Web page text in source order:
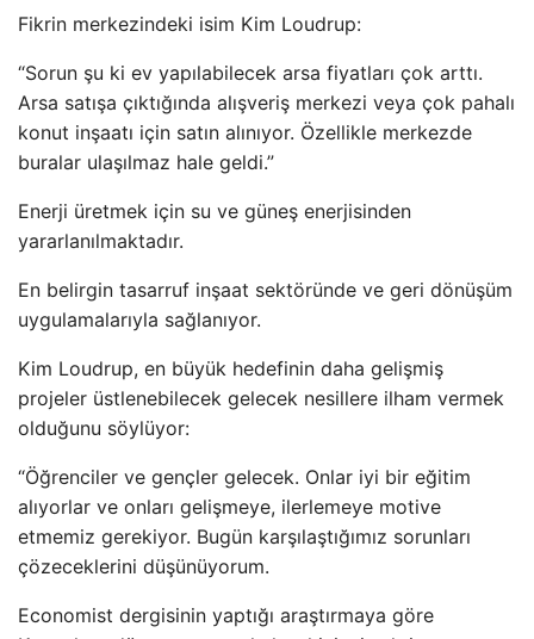
Fikrin merkezindeki isim Kim Loudrup:
“Sorun şu ki ev yapılabilecek arsa fiyatları çok arttı.
Arsa satışa çıktığında alışveriş merkezi veya çok pahalı
konut inşaatı için satın alınıyor. Özellikle merkezde
buralar ulaşılmaz hale geldi.”
Enerji üretmek için su ve güneş enerjisinden
yararlanılmaktadır.
En belirgin tasarruf inşaat sektöründe ve geri dönüşüm
uygulamalarıyla sağlanıyor.
Kim Loudrup, en büyük hedefinin daha gelişmiş
projeler üstlenebilecek gelecek nesillere ilham vermek
olduğunu söylüyor:
“Öğrenciler ve gençler gelecek. Onlar iyi bir eğitim
alıyorlar ve onları gelişmeye, ilerlemeye motive
etmemiz gerekiyor. Bugün karşılaştığımız sorunları
çözeceklerini düşünüyorum.
Economist dergisinin yaptığı araştırmaya göre